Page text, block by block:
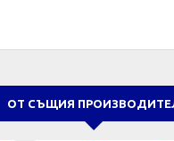
ОТ СЪЩИЯ